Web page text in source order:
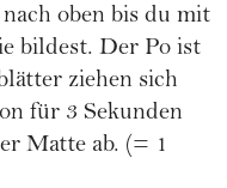
oben bis du mit
bildest. Der Po ist
ziehen sich
für 3 Sekunden
Matte ab. (= 1